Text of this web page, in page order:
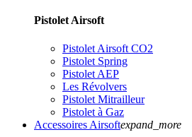
Pistolet Airsoft
Pistolet Airsoft CO2
Pistolet Spring
Pistolet AEP
Les Révolvers
Pistolet Mitrailleur
Pistolet à Gaz
Accessoires Airsoftexpand_more